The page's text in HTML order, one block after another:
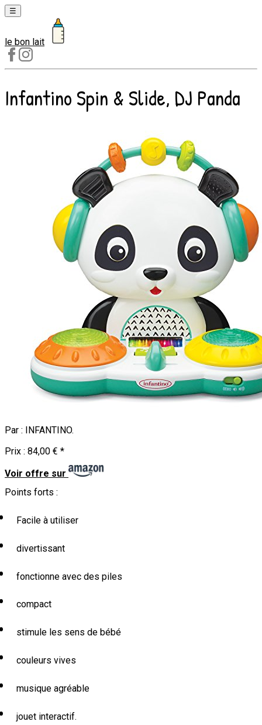
☰
Laits
1er
âge
Laits
2e
le bon lait
Infantino Spin & Slide, DJ Panda
Par : INFANTINO.
Prix : 84,00 € *
Voir offre sur
Points forts :
Facile à utiliser
divertissant
fonctionne avec des piles
compact
stimule les sens de bébé
couleurs vives
musique agréable
jouet interactif.